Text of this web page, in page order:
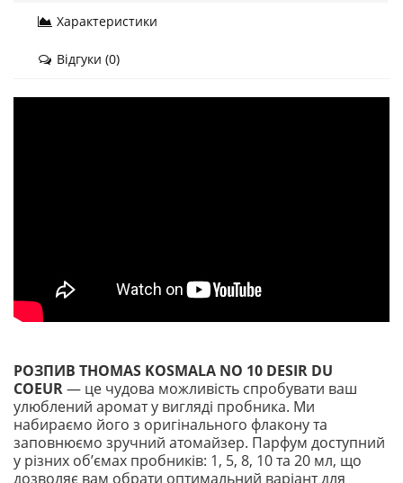
Характеристики
Відгуки (0)
РОЗПИВ THOMAS KOSMALA NO 10 DESIR DU
COEUR— це чудова можливість спробувати ваш
улюблений аромат у вигляді пробника. Ми
набираємо його з оригінального флакону та
заповнюємо зручний атомайзер. Парфум доступний
у різних обʼємах пробників: 1, 5, 8, 10 та 20 мл, що
дозволяє вам обрати оптимальний варіант для